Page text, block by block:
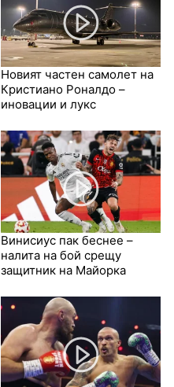
Новият частен самолет на
Кристиано Роналдо –
иновации и лукс
Винисиус пак беснее –
налита на бой срещу
защитник на Майорка